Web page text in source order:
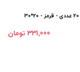
331٬000 تومان